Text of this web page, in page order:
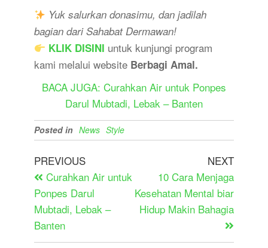
Yuk salurkan donasimu, dan jadilah
bagian dari Sahabat Dermawan!
KLIK DISINI untuk kunjungi program
kami melalui website Berbagi Amal.
BACA JUGA: Curahkan Air untuk Ponpes
Darul Mubtadi, Lebak – Banten
Posted in News Style
PREVIOUS
Curahkan Air untuk
Ponpes Darul
Mubtadi, Lebak –
Banten
NEXT
10 Cara Menjaga
Kesehatan Mental biar
Hidup Makin Bahagia